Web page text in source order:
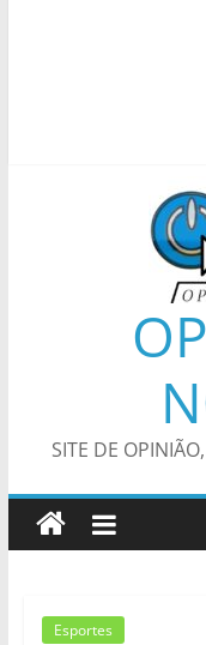
SITE DE
Esportes